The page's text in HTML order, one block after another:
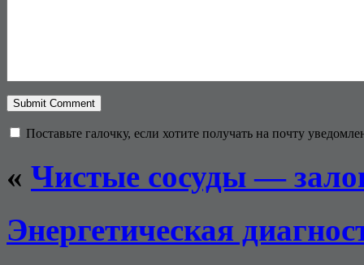
Поставьте галочку, если хотите получать на почту
« Чистые сосуды —
Энергетическая